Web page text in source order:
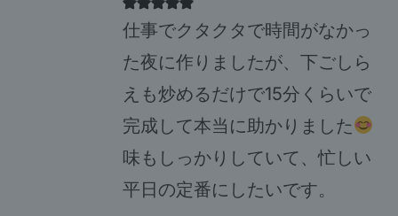
仕事でクタクタで時間がなかっ
た夜に作りましたが、下ごしら
えも炒めるだけで15分くらいで
完成して本当に助かりました
味もしっかりしていて、忙しい
平日の定番にしたいです。